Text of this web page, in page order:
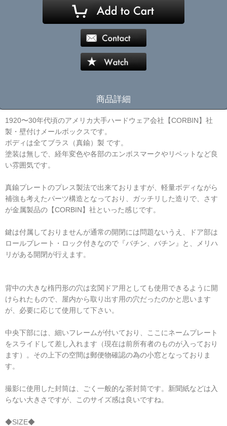
商品詳細
1920〜30年代頃のアメリカ大手ハードウェア会社【CORBIN】社
製・壁付けメールボックスです。
ボディは全てブラス（真鍮）製 です。
塗装は無しで、経年変色や各部のエンボスマークやリベットなど良
い雰囲気です。
真鍮プレートのプレス製法で出来ておりますが、軽量ボディながら
補強も考えたパーツ構造となっており、ガッチリした造りで、さす
が金属製品の【CORBIN】社といった感じです。
鍵は付属しておりませんが通常の開閉には問題ないうえ、ドア部は
ロールプレート・ロック付きなので『バチン、バチン』と、メリハ
リがある開閉が行えます。
背中の大きな楕円形の穴は玄関ドア用としても使用できるように開
けられたもので、屋内から取り出す用の穴だったのかと思います
が、必要に応じて使用して下さい。
中央下部には、細いフレームが付いており、ここにネームプレート
をスライドして差し入れます（現在は前所有者のものが入っており
ます）。その上下の空間は郵便物確認の為の小窓となっておりま
す。
撮影に使用した封筒は、ごく一般的な茶封筒です。新聞紙などは入
らない大きさですが、このサイズ感は良いですね。
◆SIZE◆